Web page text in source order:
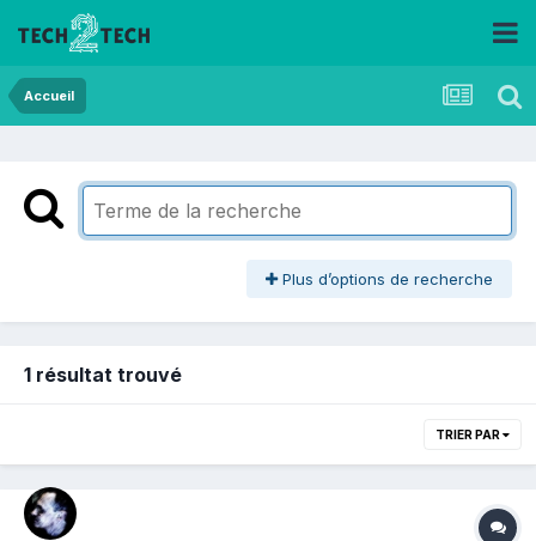
Accueil
Plus d’options de recherche
1 résultat trouvé
TRIER PAR